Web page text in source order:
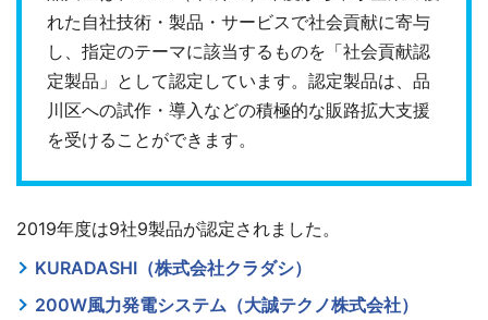
れた自社技術・製品・サービスで社会貢献に寄与
し、指定のテーマに該当するものを「社会貢献認
定製品」として認定しています。認定製品は、品
川区への試作・導入などの積極的な販路拡大支援
を受けることができます。
2019年度は9社9製品が認定されました。
KURADASHI（株式会社クラダシ）
200W風力発電システム（大誠テクノ株式会社）